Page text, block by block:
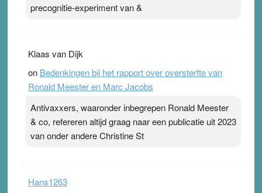
precognitie-experiment van &
Klaas van Dijk
on Bedenkingen bij het rapport over oversterfte van
Ronald Meester en Marc Jacobs
Antivaxxers, waaronder inbegrepen Ronald Meester
& co, refereren altijd graag naar een publicatie uit 2023
van onder andere Christine St
Hans1263